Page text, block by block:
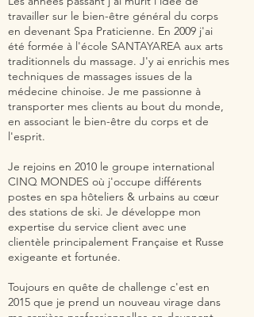
travailler sur le bien-être général du corps
en devenant Spa Praticienne. En 2009 j'ai
été formée à l'école SANTAYAREA aux arts
traditionnels du massage. J'y ai enrichis mes
techniques de massages issues de la
médecine chinoise. Je me passionne à
transporter mes clients au bout du monde,
en associant le bien-être du corps et de
l'esprit.
Je rejoins en 2010 le groupe international
CINQ MONDES où j'occupe différents
postes en spa hôteliers & urbains au cœur
des stations de ski. Je développe mon
expertise du service client avec une
clientèle principalement Française et Russe
exigeante et fortunée.
Toujours en quête de challenge c'est en
2015 que je prend un nouveau virage dans